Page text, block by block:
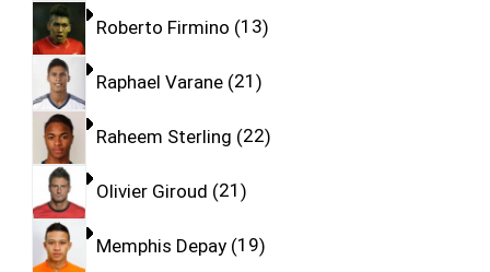
Roberto Firmino 13
Raphael Varane 21
Raheem Sterling 22
Olivier Giroud 21
Memphis Depay 19